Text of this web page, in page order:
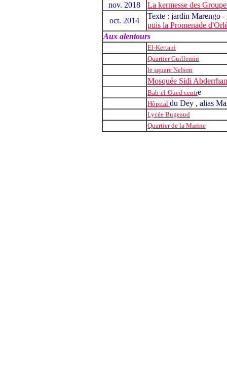
nov. 2018
La kermesse des
oct. 2014
Texte : jardin Marengo
puis la Promenade
Aux alentours
El-Kettani
Quartier Guillemin
le square Nelson
Mosquée Sidi
Bab-el-Oued centre
Hôpital du Dey , alias
Lycée Bugeaud
Quartier de la Marine